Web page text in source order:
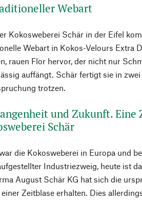
Webart
Kokosweberei Schär in der Eifel
Webart in Kokos-Velours Extra
rauen Flor hervor, der nicht nur
auffängt. Schär fertigt sie in
trotzen.
und Zukunft. Eine
Schär
die Kokosweberei in Europa und
Industriezweig, heute ist
August Schär KG hat sich die
Zeitblase erhalten. Dies